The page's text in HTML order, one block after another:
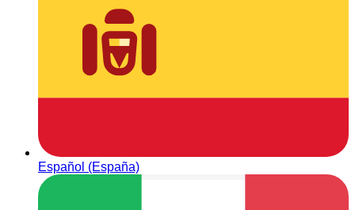
Español (España)